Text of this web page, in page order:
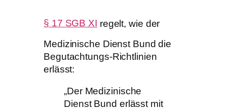
§ 17 SGB XI regelt, wie der
Medizinische Dienst Bund die
Begutachtungs-Richtlinien
erlässt:
„Der Medizinische
Dienst Bund erlässt mit